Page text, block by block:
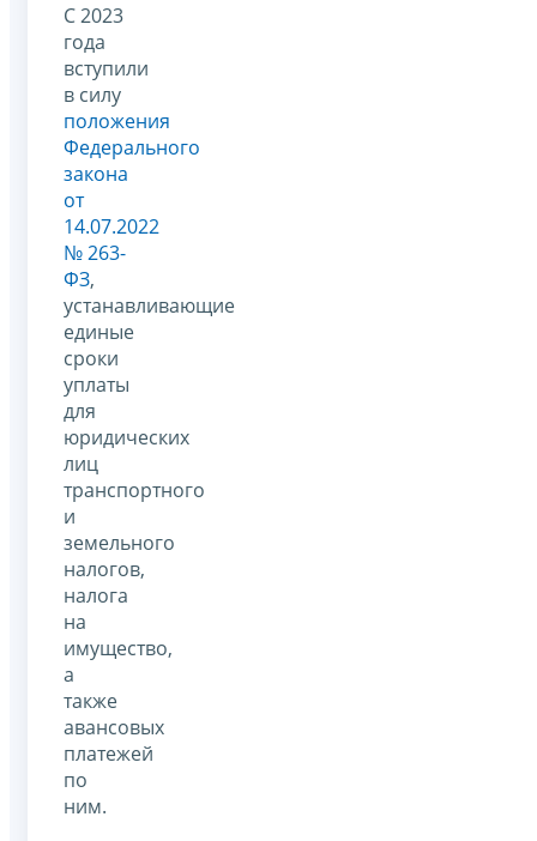
С 2023
года
вступили
в силу
положения
Федерального
закона
от
14.07.2022
№ 263-
ФЗ,
устанавливающие
единые
сроки
уплаты
для
юридических
лиц
транспортного
и
земельного
налогов,
налога
на
имущество,
а
также
авансовых
платежей
по
ним.